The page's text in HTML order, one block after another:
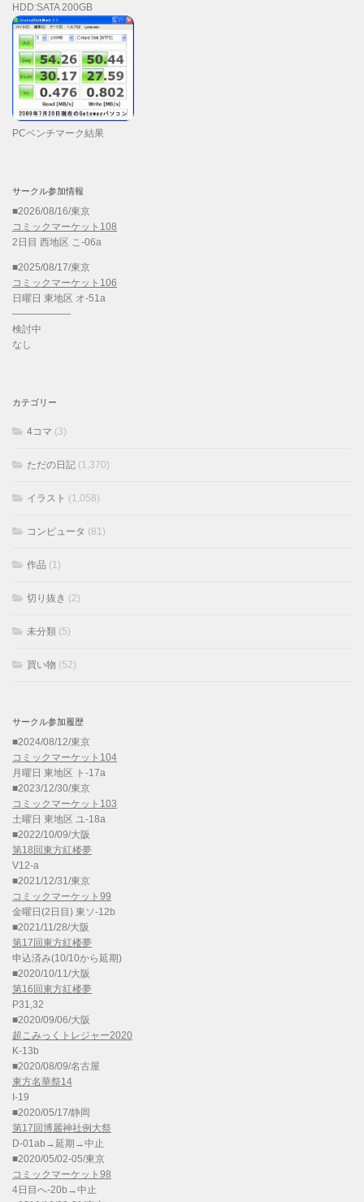
HDD:SATA 200GB
PCベンチマーク結果
サークル参加情報
■2026/08/16/東京
コミックマーケット108
2日目 西地区 こ-06a
■2025/08/17/東京
コミックマーケット106
日曜日 東地区 オ-51a
——————
検討中
なし
カテゴリー
4コマ (3)
ただの日記 (1,370)
イラスト (1,058)
コンピュータ (81)
作品 (1)
切り抜き (2)
未分類 (5)
買い物 (52)
サークル参加履歴
■2024/08/12/東京
コミックマーケット104
月曜日 東地区 ト-17a
■2023/12/30/東京
コミックマーケット103
土曜日 東地区 ユ-18a
■2022/10/09/大阪
第18回東方紅楼夢
V12-a
■2021/12/31/東京
コミックマーケット99
金曜日(2日目) 東ソ-12b
■2021/11/28/大阪
第17回東方紅楼夢
申込済み(10/10から延期)
■2020/10/11/大阪
第16回東方紅楼夢
P31,32
■2020/09/06/大阪
超こみっくトレジャー2020
K-13b
■2020/08/09/名古屋
東方名華祭14
I-19
■2020/05/17/静岡
第17回博麗神社例大祭
D-01ab→延期→中止
■2020/05/02-05/東京
コミックマーケット98
4日目へ-20b→中止